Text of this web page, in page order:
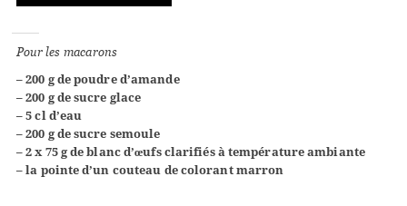
Pour les macarons
– 200 g de poudre d’amande
– 200 g de sucre glace
– 5 cl d’eau
– 200 g de sucre semoule
– 2 x 75 g de blanc d’œufs clarifiés à température ambiante
– la pointe d’un couteau de colorant marron